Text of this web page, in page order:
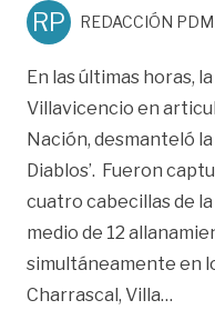
RP REDACCIÓN PDM
En las últimas horas,
Villavicencio en
Nación, desmanteló
Diablos’. Fueron
cuatro cabecillas de
medio de 12
simultáneamente en
Charrascal, Villa…